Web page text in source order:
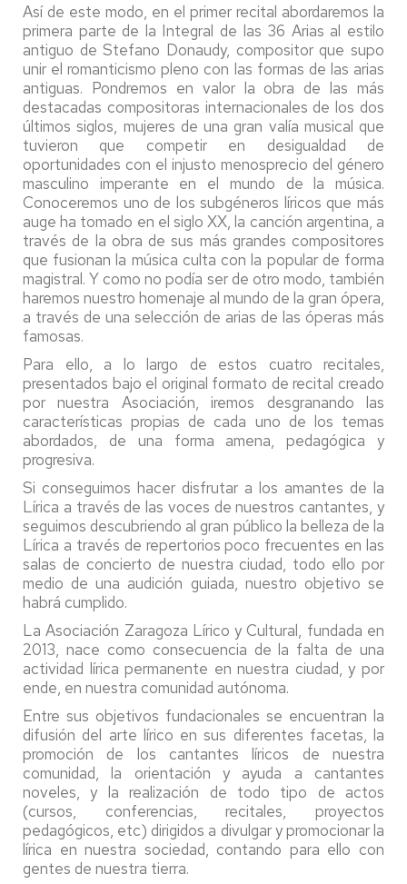
Así de este modo, en el primer recital abordaremos la
primera parte de la Integral de las 36 Arias al estilo
antiguo de Stefano Donaudy, compositor que supo
unir el romanticismo pleno con las formas de las arias
antiguas. Pondremos en valor la obra de las más
destacadas compositoras internacionales de los dos
últimos siglos, mujeres de una gran valía musical que
tuvieron que competir en desigualdad de
oportunidades con el injusto menosprecio del género
masculino imperante en el mundo de la música.
Conoceremos uno de los subgéneros líricos que más
auge ha tomado en el siglo XX, la canción argentina, a
través de la obra de sus más grandes compositores
que fusionan la música culta con la popular de forma
magistral. Y como no podía ser de otro modo, también
haremos nuestro homenaje al mundo de la gran ópera,
a través de una selección de arias de las óperas más
famosas.
Para ello, a lo largo de estos cuatro recitales,
presentados bajo el original formato de recital creado
por nuestra Asociación, iremos desgranando las
características propias de cada uno de los temas
abordados, de una forma amena, pedagógica y
progresiva.
Si conseguimos hacer disfrutar a los amantes de la
Lírica a través de las voces de nuestros cantantes, y
seguimos descubriendo al gran público la belleza de la
Lírica a través de repertorios poco frecuentes en las
salas de concierto de nuestra ciudad, todo ello por
medio de una audición guiada, nuestro objetivo se
habrá cumplido.
La Asociación Zaragoza Lírico y Cultural, fundada en
2013, nace como consecuencia de la falta de una
actividad lírica permanente en nuestra ciudad, y por
ende, en nuestra comunidad autónoma.
Entre sus objetivos fundacionales se encuentran la
difusión del arte lírico en sus diferentes facetas, la
promoción de los cantantes líricos de nuestra
comunidad, la orientación y ayuda a cantantes
noveles, y la realización de todo tipo de actos
(cursos, conferencias, recitales, proyectos
pedagógicos, etc) dirigidos a divulgar y promocionar la
lírica en nuestra sociedad, contando para ello con
gentes de nuestra tierra.